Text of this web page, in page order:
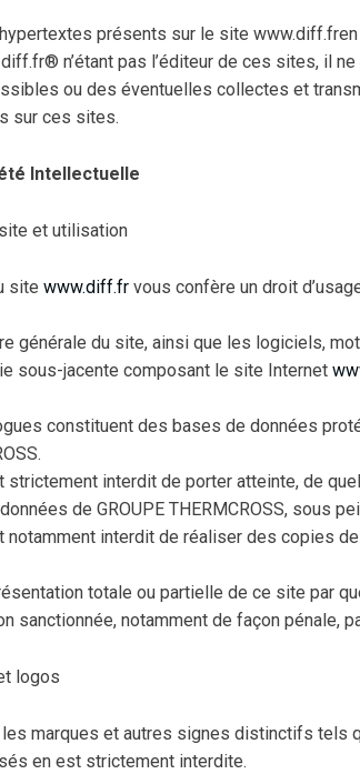
présents sur le site www.diff.fren
n’étant pas l’éditeur de ces sites, il
ou des éventuelles collectes et
sur ces sites.
Intellectuelle
et utilisation
site www.diff.fr vous confère un droit
générale du site, ainsi que les logiciels,
sous-jacente composant le site Internet
constituent des bases de données
strictement interdit de porter atteinte, de
de GROUPE THERMCROSS, sous
notamment interdit de réaliser des copies
totale ou partielle de ce site par
sanctionnée, notamment de façon pénale,
logos
les marques et autres signes distinctifs
en est strictement interdite.